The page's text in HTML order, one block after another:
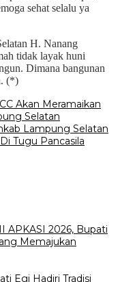
sehat selalu ya
H. Nanang
tidak layak huni
Dimana bangunan
(*)
Akan Meramaikan
Selatan
Lampung Selatan
Tugu Pancasila
APKASI 2026, Bupati
Memajukan
Egi Hadiri Tradisi